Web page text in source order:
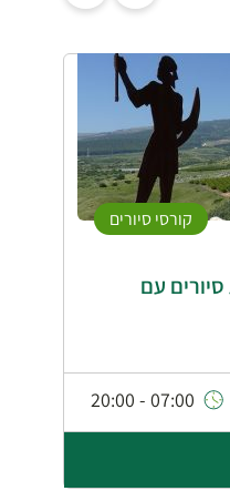
קורסי סיורים
עם
07:00 - 20:00